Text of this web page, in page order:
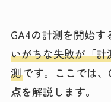
GA4の計測を開始す
いがちな失敗が「
測です。ここでは
点を解説します。